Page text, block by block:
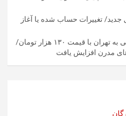
جدید/ تغییرات حساب شده یا آغاز
بازگشت بنزین سوپر وارداتی به تهران با قیمت ۱۳۰ هزار تومان/
مدرن افزایش یافت